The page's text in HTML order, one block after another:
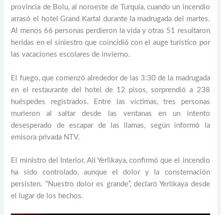
provincia de Bolu, al noroeste de Turquía, cuando un incendio
arrasó el hotel Grand Kartal durante la madrugada del martes.
Al menos 66 personas perdieron la vida y otras 51 resultaron
heridas en el siniestro que coincidió con el auge turístico por
las vacaciones escolares de invierno.
El fuego, que comenzó alrededor de las 3:30 de la madrugada
en el restaurante del hotel de 12 pisos, sorprendió a 238
huéspedes registrados. Entre las víctimas, tres personas
murieron al saltar desde las ventanas en un intento
desesperado de escapar de las llamas, según informó la
emisora privada NTV.
El ministro del Interior, Ali Yerlikaya, confirmó que el incendio
ha sido controlado, aunque el dolor y la consternación
persisten. “Nuestro dolor es grande”, declaró Yerlikaya desde
el lugar de los hechos.